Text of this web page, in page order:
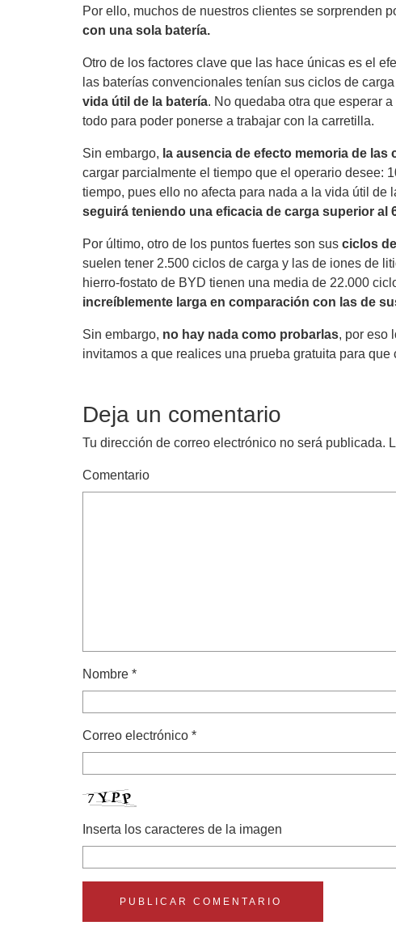
Por ello, muchos de nuestros clientes se sorprenden
con una sola batería.
Otro de los factores clave que las hace únicas es el
las baterías convencionales tenían sus ciclos de
vida útil de la batería. No quedaba otra que esperar
todo para poder ponerse a trabajar con la carretilla.
Sin embargo, la ausencia de efecto memoria de
cargar parcialmente el tiempo que el operario desee:
tiempo, pues ello no afecta para nada a la vida útil de
seguirá teniendo una eficacia de carga superior al
Por último, otro de los puntos fuertes son sus ciclos
suelen tener 2.500 ciclos de carga y las de iones de
hierro-fostato de BYD tienen una media de 22.000
increíblemente larga en comparación con las de
Sin embargo, no hay nada como probarlas, por eso
invitamos a que realices una prueba gratuita para que
Deja un comentario
Tu dirección de correo electrónico no será publicada.
Comentario
Nombre *
Correo electrónico *
Inserta los caracteres de la imagen